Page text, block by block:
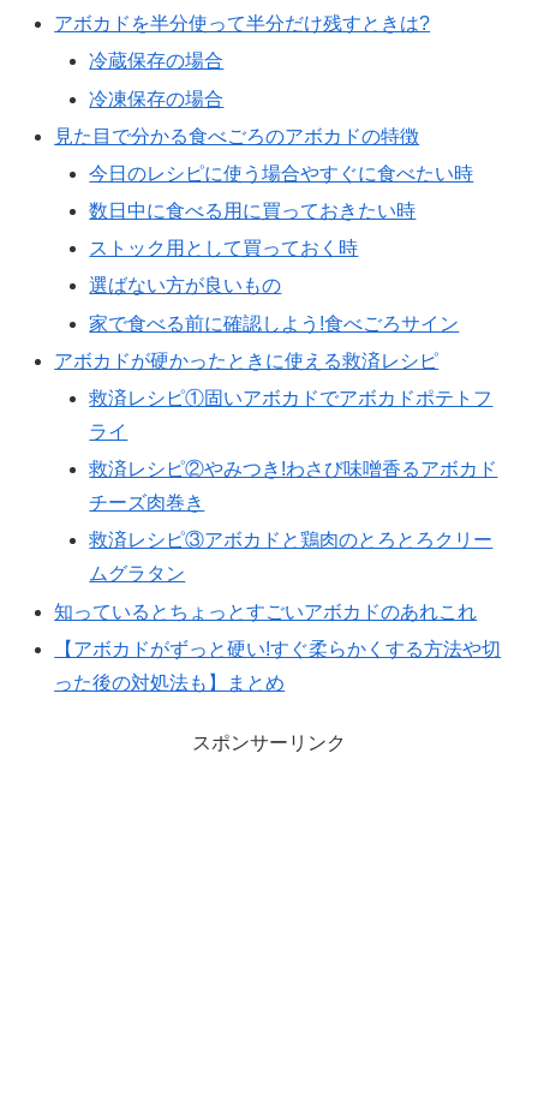
アボカドを半分使って半分だけ残すときは?
冷蔵保存の場合
冷凍保存の場合
見た目で分かる食べごろのアボカドの特徴
今日のレシピに使う場合やすぐに食べたい時
数日中に食べる用に買っておきたい時
ストック用として買っておく時
選ばない方が良いもの
家で食べる前に確認しよう!食べごろサイン
アボカドが硬かったときに使える救済レシピ
救済レシピ①固いアボカドでアボカドポテトフ
ライ
救済レシピ②やみつき!わさび味噌香るアボカド
チーズ肉巻き
救済レシピ③アボカドと鶏肉のとろとろクリー
ムグラタン
知っているとちょっとすごいアボカドのあれこれ
【アボカドがずっと硬い!すぐ柔らかくする方法や切
った後の対処法も】まとめ
スポンサーリンク